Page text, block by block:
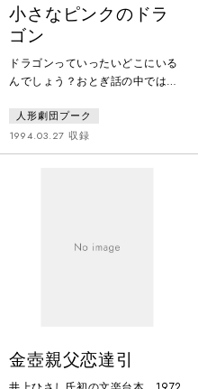
小さなピンクのドラ
ゴン
ドラゴンっていったいどこにいる
んでしょう？おとぎ話の中ではい
火をはき、金色のりんごをえさに
城のお姫さまをさらっていく悪者
ですよね。今日はハッチの６回目
の中で、待ちくたびれたハッチは
人形劇団プーク
1994.03.27 収録
金壺親父恋達引